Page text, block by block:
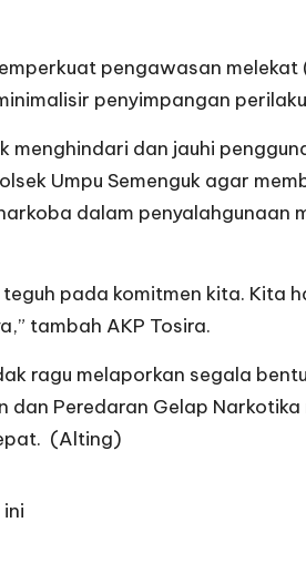
pengawasan
penyimpangan
menghindari dan jauhi
Umpu Semenguk agar
dalam penyalahgunaan
pada komitmen kita. Kita
tambah AKP Tosira.
ragu melaporkan segala
dan Peredaran Gelap Narkotika
(Alting)